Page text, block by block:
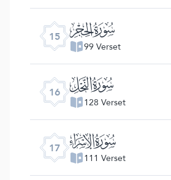
15 ﮛ
99 Verset
16 ﮜ
128 Verset
17 ﮝ
111 Verset